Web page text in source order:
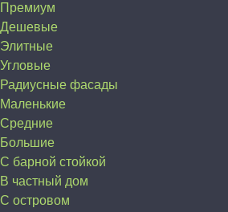
Премиум
Дешевые
Элитные
Угловые
Радиусные фасады
Маленькие
Средние
Большие
С барной стойкой
В частный дом
C островом